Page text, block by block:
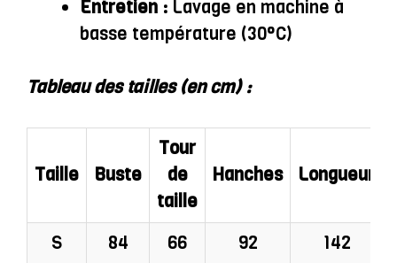
Entretien : Lavage en machine à
basse température (30°C)
Tableau des tailles (en cm) :
Taille Buste
Tour
de
taille
Hanches Longueur
S 84 66 92
142